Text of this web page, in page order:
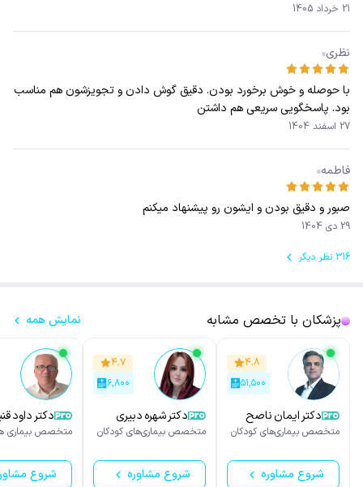
21 خرداد 1405
نظری
با حوصله و خوش برخورد بودن. دقیق گوش دادن و تجویزشون هم مناسب
بود. پاسخگویی سریعی هم داشتن
27 اسفند 1404
فاطمه
صبور و دقیق بودن و ایشون رو پیشنهاد میکنم
29 دی 1404
316 نظر دیگر
پزشکان با تخصص مشابه نمایش همه
۴.۸
۵۱,۵۰۰
دکتر ایمان ناصح
متخصص بیماری‌های کودکان
شروع مشاوره
۴.۷
۶,۸۰۰
دکتر شهره دبیری
متخصص بیماری‌های کودکان
شروع مشاوره
دکتر داود
متخصص بیماری
شروع